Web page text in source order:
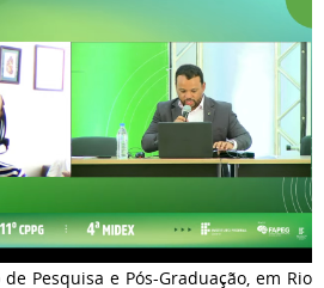
Pesquisa e Pós-Graduação, em Rio